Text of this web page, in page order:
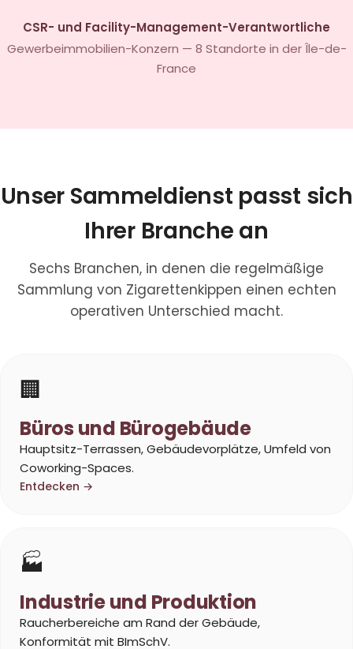
CSR- und Facility-Management-Verantwortliche
Gewerbeimmobilien-Konzern — 8 Standorte in der Île-de-
France
Unser Sammeldienst passt sich
Ihrer Branche an
Sechs Branchen, in denen die regelmäßige
Sammlung von Zigarettenkippen einen echten
operativen Unterschied macht.
🏢
Büros und Bürogebäude
Hauptsitz-Terrassen, Gebäudevorplätze, Umfeld von
Coworking-Spaces.
Entdecken →
🏭
Industrie und Produktion
Raucherbereiche am Rand der Gebäude,
Konformität mit BImSchV.